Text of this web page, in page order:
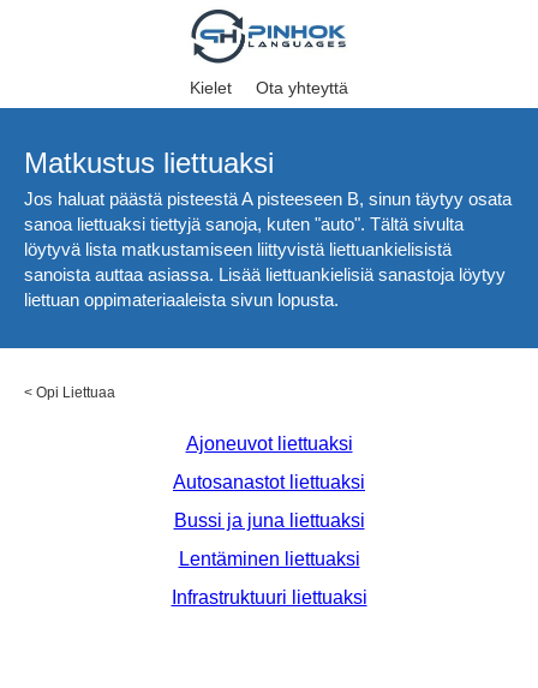
Kielet Ota yhteyttä
Matkustus liettuaksi
Jos haluat päästä pisteestä A pisteeseen B, sinun täytyy osata
sanoa liettuaksi tiettyjä sanoja, kuten "auto". Tältä sivulta
löytyvä lista matkustamiseen liittyvistä liettuankielisistä
sanoista auttaa asiassa. Lisää liettuankielisiä sanastoja löytyy
liettuan oppimateriaaleista sivun lopusta.
< Opi Liettuaa
Ajoneuvot liettuaksi
Autosanastot liettuaksi
Bussi ja juna liettuaksi
Lentäminen liettuaksi
Infrastruktuuri liettuaksi